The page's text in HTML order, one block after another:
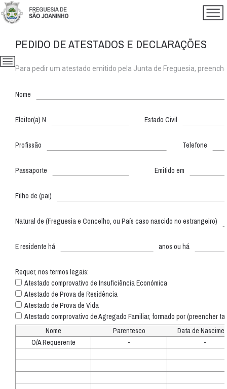
PEDIDO DE ATESTADOS E DECLARAÇÕES
Para pedir um atestado emitido pela Junta de Freguesia,
Nome
Eleitor(a) N Estado Civil
Profissão Telefone
Passaporte Emitido em
Filho de (pai)
Natural de (Freguesia e Concelho, ou País caso nascido no estrangeiro)
E residente há anos ou há
Requer, nos termos legais:
Atestado comprovativo de Insuficiência Económica
Atestado de Prova de Residência
Atestado de Prova de Vida
Atestado comprovativo de Agregado Familiar, formado por (preencher
Nome
Parentesco
Data de
O/A Requerente
- -